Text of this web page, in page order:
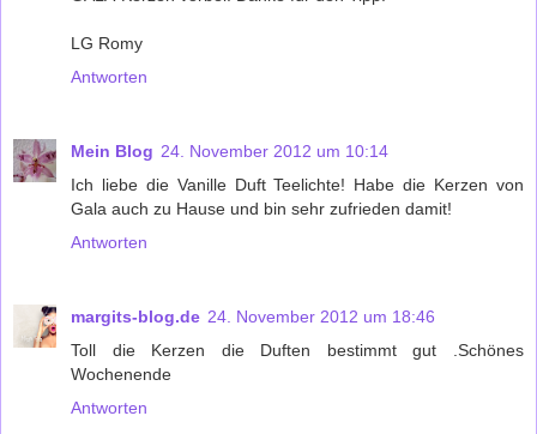
LG Romy
Antworten
Mein Blog 24. November 2012 um 10:14
Ich liebe die Vanille Duft Teelichte! Habe die Kerzen von
Gala auch zu Hause und bin sehr zufrieden damit!
Antworten
margits-blog.de 24. November 2012 um 18:46
Toll die Kerzen die Duften bestimmt gut .Schönes
Wochenende
Antworten